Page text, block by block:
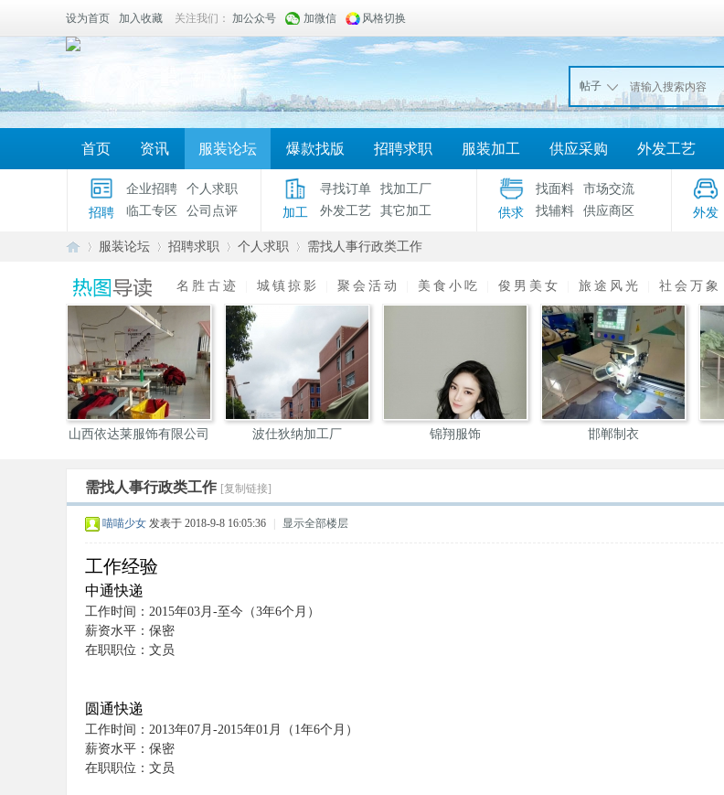
设为首页 加入收藏 关注我们： 加公众号 加微信 风格切换
帖子
首页 资讯 服装论坛 爆款找版 招聘求职 服装加工 供应采购 外发工艺
招聘
企业招聘
个人求职
临工专区
公司点评 加工
寻找订单
找加工厂
外发工艺
其它加工 供求
找面料
市场交流
找辅料
供应商区 外发
装
»
服装论坛
›
招聘求职 个人求职 需找人事行政类工作
名胜古迹 城镇掠影 聚会活动 美食小吃 俊男美女 旅途风光 社会万象
山西依达莱服饰有限公司
波仕狄纳加工厂 锦翔服饰 邯郸制衣
需找人事行政类工作 [复制链接]
喵喵少女 发表于 2018-9-8 16:05:36 显示全部楼层
工作经验
中通快递
工作时间：2015年03月-至今（3年6个月）
薪资水平：保密
在职职位：文员
圆通快递
工作时间：2013年07月-2015年01月（1年6个月）
薪资水平：保密
在职职位：文员